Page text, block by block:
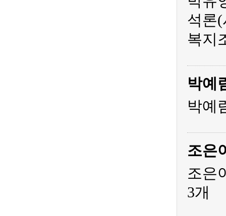
석론
복지
박예
박예
조은
조은
3개